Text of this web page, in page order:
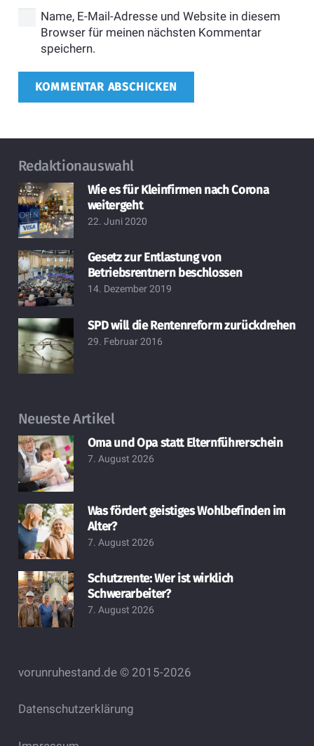
Name, E-Mail-Adresse und Website in diesem
Browser für meinen nächsten Kommentar
speichern.
KOMMENTAR ABSCHICKEN
Redaktionauswahl
Wie es für Kleinfirmen nach Corona
weitergeht
22. Juni 2020
Gesetz zur Entlastung von
Betriebsrentnern beschlossen
14. Dezember 2019
SPD will die Rentenreform zurückdrehen
29. Februar 2016
Neueste Artikel
Oma und Opa statt Elternführerschein
7. August 2026
Was fördert geistiges Wohlbefinden im
Alter?
7. August 2026
Schutzrente: Wer ist wirklich
Schwerarbeiter?
7. August 2026
vorunruhestand.de © 2015-2026
Datenschutzerklärung